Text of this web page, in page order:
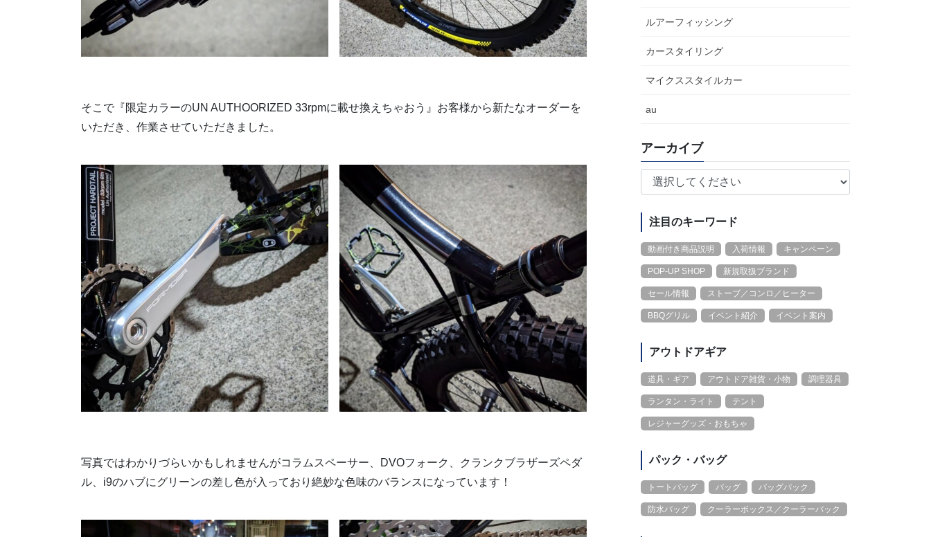
そこで『限定カラーのUN AUTHOORIZED 33rpmに載せ換えちゃおう』お客様から新たなオーダーを
いただき、作業させていただきました。
写真ではわかりづらいかもしれませんがコラムスペーサー、DVOフォーク、クランクブラザーズペダ
ル、i9のハブにグリーンの差し色が入っており絶妙な色味のバランスになっています！
ルアーフィッシング
カースタイリング
マイクススタイルカー
au
アーカイブ
注目のキーワード
動画付き商品説明 入荷情報 キャンペーン
POP-UP SHOP 新規取扱ブランド
セール情報 ストーブ／コンロ／ヒーター
BBQグリル イベント紹介 イベント案内
アウトドアギア
道具・ギア アウトドア雑貨・小物 調理器具
ランタン・ライト テント
レジャーグッズ・おもちゃ
パック・バッグ
トートバッグ バッグ バッグパック
防水バッグ クーラーボックス／クーラーバック